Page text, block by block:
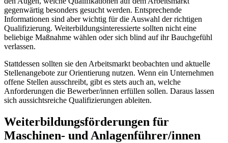
gegenwärtig besonders gesucht werden. Entsprechende
Informationen sind aber wichtig für die Auswahl der richtigen
Qualifizierung. Weiterbildungsinteressierte sollten nicht eine
beliebige Maßnahme wählen oder sich blind auf ihr Bauchgefühl
verlassen.
Stattdessen sollten sie den Arbeitsmarkt beobachten und aktuelle
Stellenangebote zur Orientierung nutzen. Wenn ein Unternehmen
offene Stellen ausschreibt, gibt es stets auch an, welche
Anforderungen die Bewerber/innen erfüllen sollen. Daraus lassen
sich aussichtsreiche Qualifizierungen ableiten.
Weiterbildungsförderungen für
Maschinen- und Anlagenführer/innen